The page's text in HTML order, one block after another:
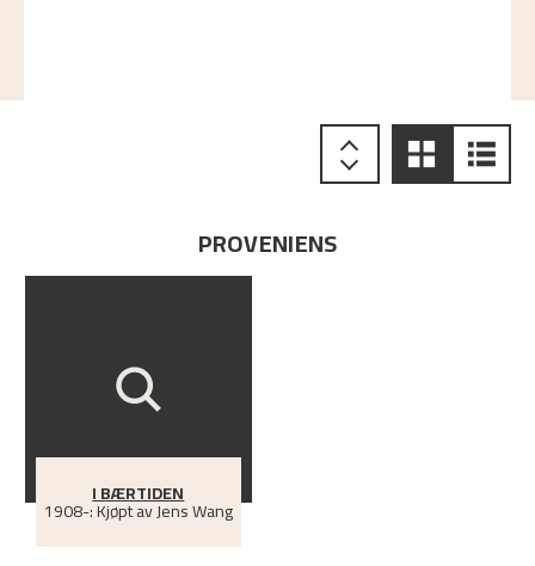
PROVENIENS
I BÆRTIDEN
1908-: Kjøpt av Jens Wang